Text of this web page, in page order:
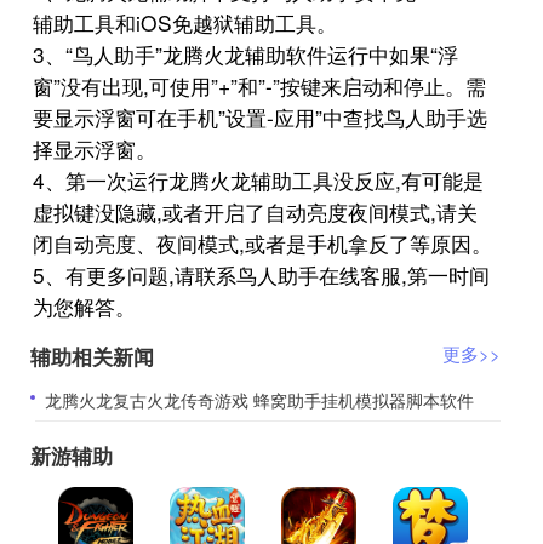
辅助工具和iOS免越狱辅助工具。
3、“鸟人助手”龙腾火龙辅助软件运行中如果“浮
窗”没有出现,可使用”+”和”-”按键来启动和停止。需
要显示浮窗可在手机”设置-应用”中查找鸟人助手选
择显示浮窗。
4、第一次运行龙腾火龙辅助工具没反应,有可能是
虚拟键没隐藏,或者开启了自动亮度夜间模式,请关
闭自动亮度、夜间模式,或者是手机拿反了等原因。
5、有更多问题,请联系鸟人助手在线客服,第一时间
为您解答。
辅助相关新闻
更多>>
​龙腾火龙复古火龙传奇游戏 蜂窝助手挂机模拟器脚本软件
新游辅助